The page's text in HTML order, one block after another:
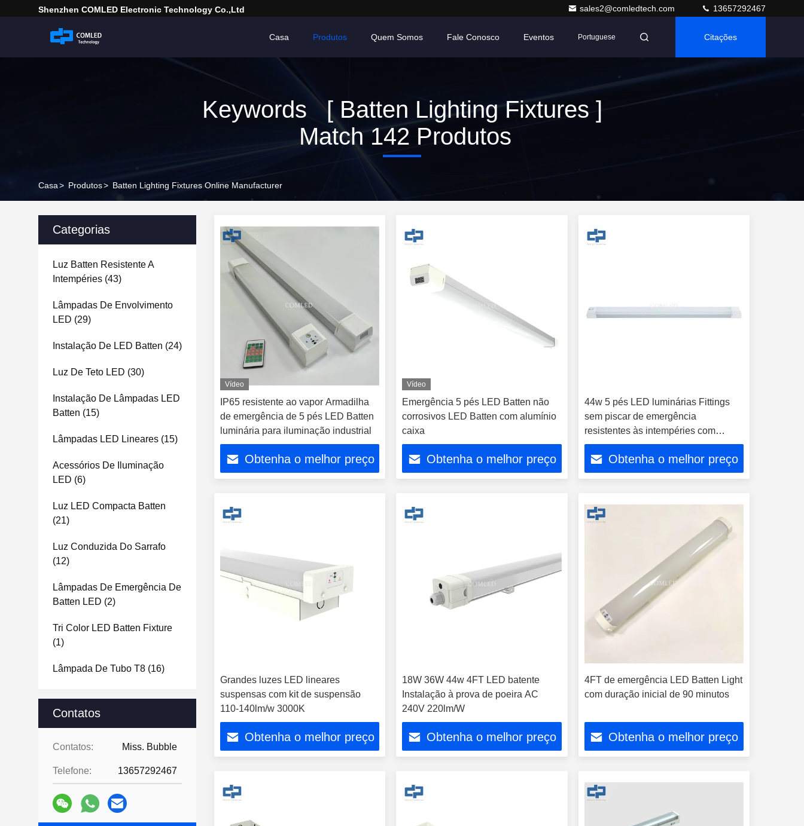
Shenzhen COMLED Electronic Technology Co.,ltd sales2@comledtech.com 13657292467
Casa Produtos Quem Somos Fale Conosco Eventos Portuguese Citações
Keywords [ Batten Lighting Fixtures ]
Match 142 Produtos
Casa> Produtos> Batten Lighting Fixtures Online Manufacturer
Categorias
Luz Batten Resistente A
Intempéries (43)
Lâmpadas De Envolvimento
LED (29)
Instalação De LED Batten (24)
Luz De Teto LED (30)
Instalação De Lâmpadas LED
Batten (15)
Lâmpadas LED Lineares (15)
Acessórios De Iluminação
LED (6)
Luz LED Compacta Batten
(21)
Luz Conduzida Do Sarrafo
(12)
Lâmpadas De Emergência De
Batten LED (2)
Tri Color LED Batten Fixture
(1)
Lâmpada De Tubo T8 (16)
Contatos
Contatos: Miss. Bubble
Telefone: 13657292467
Vídeo
IP65 resistente ao vapor Armadilha
de emergência de 5 pés LED Batten
luminária para iluminação industrial
Obtenha o melhor preço
Vídeo
Emergência 5 pés LED Batten não
corrosivos LED Batten com alumínio
caixa
Obtenha o melhor preço
44w 5 pés LED luminárias Fittings
sem piscar de emergência
resistentes às intempéries com
sensor
Obtenha o melhor preço
Grandes luzes LED lineares
suspensas com kit de suspensão
110-140lm/w 3000K
Obtenha o melhor preço
18W 36W 44w 4FT LED batente
Instalação à prova de poeira AC
240V 220lm/W
Obtenha o melhor preço
4FT de emergência LED Batten Light
com duração inicial de 90 minutos
Obtenha o melhor preço